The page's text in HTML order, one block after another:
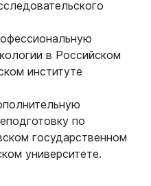
в Российском
институте
по
государственном
университете.